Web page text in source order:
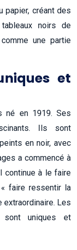
papier, créant des
noirs de
une partie
et
né en 1919. Ses
Ils sont
en noir, avec
a commencé à
continue à le faire
faire ressentir la
extraordinaire. Les
sont uniques et